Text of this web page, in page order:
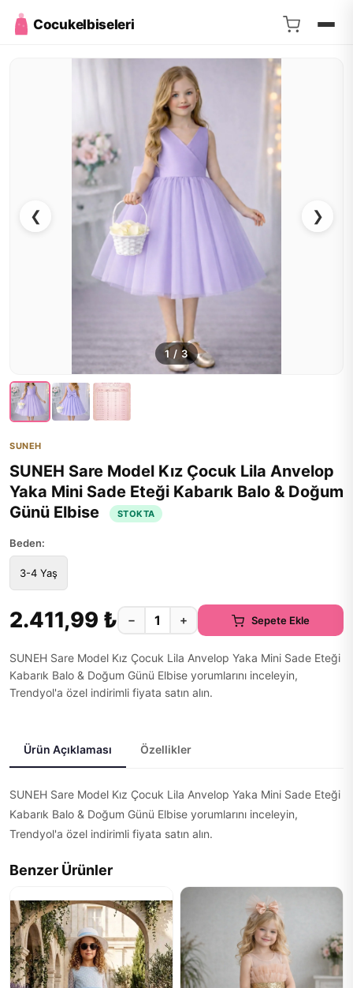
Cocukelbiseleri
❮ ❯
1 / 3
SUNEH
SUNEH Sare Model Kız Çocuk Lila Anvelop
Yaka Mini Sade Eteği Kabarık Balo & Doğum
Günü Elbise
STOKTA
Beden:
3-4 Yaş
2.411,99 ₺ − + Sepete Ekle
SUNEH Sare Model Kız Çocuk Lila Anvelop Yaka Mini Sade Eteği
Kabarık Balo & Doğum Günü Elbise yorumlarını inceleyin,
Trendyol'a özel indirimli fiyata satın alın.
Ürün Açıklaması Özellikler
SUNEH Sare Model Kız Çocuk Lila Anvelop Yaka Mini Sade Eteği
Kabarık Balo & Doğum Günü Elbise yorumlarını inceleyin,
Trendyol'a özel indirimli fiyata satın alın.
Benzer Ürünler